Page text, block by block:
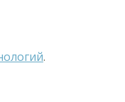
.